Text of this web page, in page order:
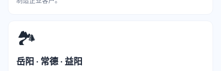
🏞️
岳阳 · 常德 · 益阳